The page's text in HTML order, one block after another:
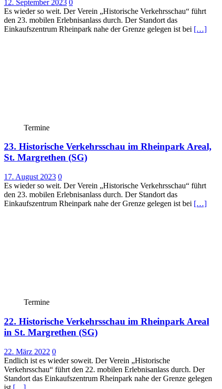
12. September 2023 0
Es wieder so weit. Der Verein „Historische Verkehrsschau“ führt
den 23. mobilen Erlebnisanlass durch. Der Standort das
Einkaufszentrum Rheinpark nahe der Grenze gelegen ist bei […]
Termine
23. Historische Verkehrsschau im Rheinpark Areal,
St. Margrethen (SG)
17. August 2023 0
Es wieder so weit. Der Verein „Historische Verkehrsschau“ führt
den 23. mobilen Erlebnisanlass durch. Der Standort das
Einkaufszentrum Rheinpark nahe der Grenze gelegen ist bei […]
Termine
22. Historische Verkehrsschau im Rheinpark Areal
in St. Margrethen (SG)
22. März 2022 0
Endlich ist es wieder soweit. Der Verein „Historische
Verkehrsschau“ führt den 22. mobilen Erlebnisanlass durch. Der
Standort das Einkaufszentrum Rheinpark nahe der Grenze gelegen
ist […]